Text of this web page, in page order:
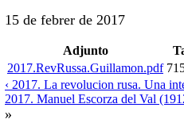
15 de febrer de 2017
Adjunto
2017.RevRussa.Guillamon.pdf
‹ 2017. La revolucion rusa. Una
2017. Manuel Escorza del Val
»